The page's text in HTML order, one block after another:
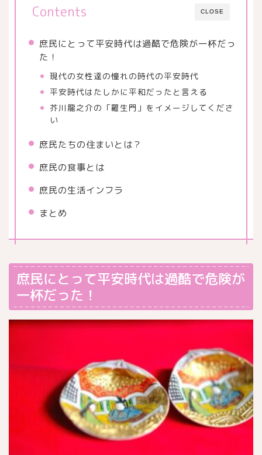
CLOSE
Contents
庶民にとって平安時代は過酷で危険が一杯だっ
た！
現代の女性達の憧れの時代の平安時代
平安時代はたしかに平和だったと言える
芥川龍之介の「羅生門」をイメージしてくださ
い
庶民たちの住まいとは？
庶民の食事とは
庶民の生活インフラ
まとめ
庶民にとって平安時代は過酷で危険が
一杯だった！